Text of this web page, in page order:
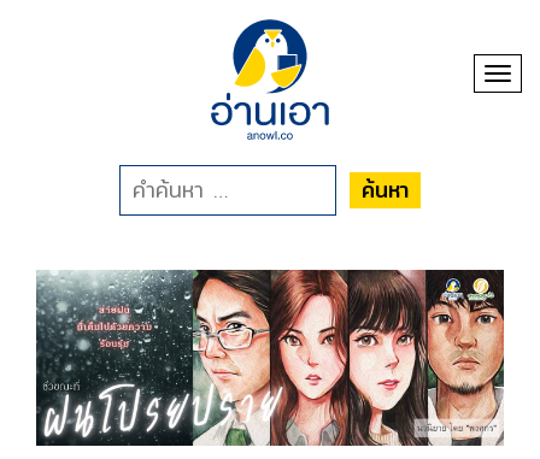
ค้นหา